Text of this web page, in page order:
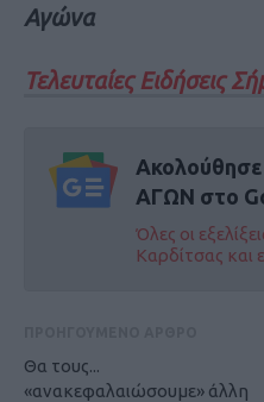
Αγώνα
Τελευταίες Ειδήσεις
ΑΓΩΝ στο
Όλες οι
Καρδίτσας και
Θα τους...
«ανακεφαλαιώσουμε» άλλη